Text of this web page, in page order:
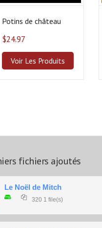
Potins de château
$24.97
Voir Les Produits
fichiers ajoutés
Le Noël de Mitch
320 1 file(s)